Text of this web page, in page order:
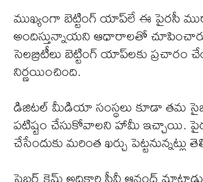
ముఖ్యంగా బెట్టింగ్ యాప్‌లే ఈ పైరసీ
అందిస్తున్నాయని ఆధారాలతో
సెలబ్రిటీలు బెట్టింగ్ యాప్‌లకు
నిర్ణయించింది.
డిజిటల్ మీడియా సంస్థలు కూడా తమ
పటిష్టం చేసుకోవాలని హామీ ఇచ్చాయి.
చేసేందుకు మరింత ఖర్చు పెట్టనున్నట్లు